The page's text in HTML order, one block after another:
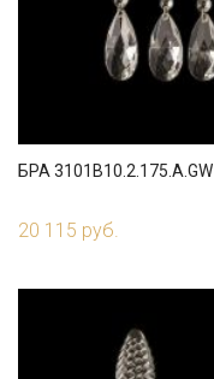
БРА 3101B10.2.175.A.GW
20 115 руб.